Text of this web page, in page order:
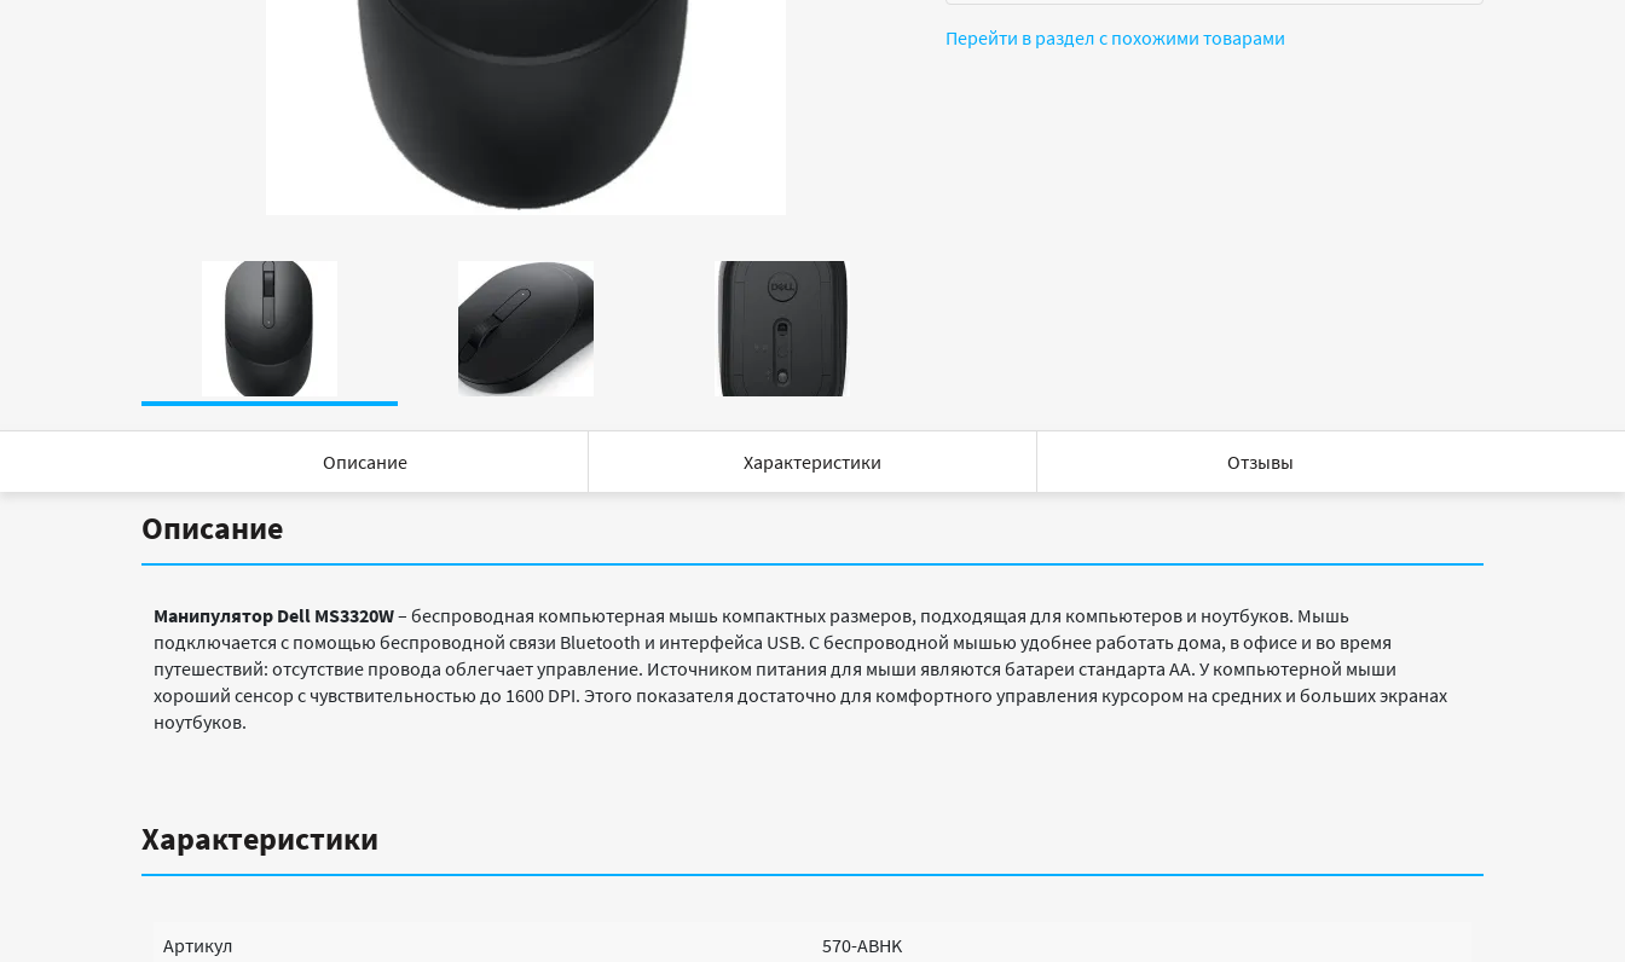
Перейти в раздел с похожими товарами
Описание Характеристики Отзывы
Описание
Манипулятор Dell MS3320W– беспроводная компьютерная мышь компактных размеров, подходящая для компьютеров и ноутбуков. Мышь
подключается с помощью беспроводной связи Bluetooth и интерфейса USB. С беспроводной мышью удобнее работать дома, в офисе и во время
путешествий: отсутствие провода облегчает управление. Источником питания для мыши являются батареи стандарта AA. У компьютерной мыши
хороший сенсор с чувствительностью до 1600 DPI. Этого показателя достаточно для комфортного управления курсором на средних и больших экранах
ноутбуков.
Характеристики
Артикул
570-ABHK